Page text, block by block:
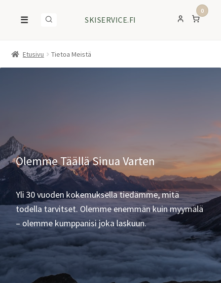
☰ SKISERVICE.FI
0
Etusivu Tietoa Meistä
Olemme Täällä Sinua Varten
Yli 30 vuoden kokemuksella tiedämme, mitä
todella tarvitset. Olemme enemmän kuin myymälä
– olemme kumppanisi joka laskuun.